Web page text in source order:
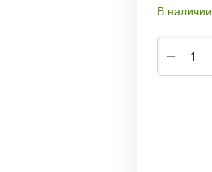
В наличии
−